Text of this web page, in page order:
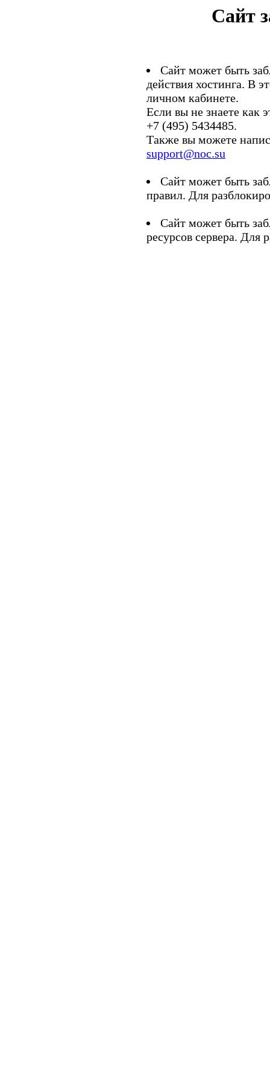
Сайт
Сайт может быть
действия хостинга. В
личном кабинете.
Если вы не знаете как
+7 (495) 5434485.
Также вы можете
support@noc.su
Сайт может быть
правил. Для
Сайт может быть
ресурсов сервера. Для